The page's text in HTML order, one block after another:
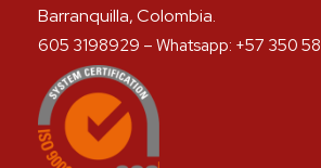
Barranquilla, Colombia.
605 3198929 – Whatsapp: +57 350